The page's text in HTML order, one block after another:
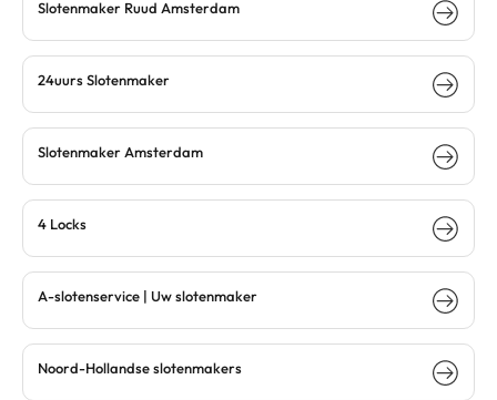
Slotenmaker Ruud Amsterdam
24uurs Slotenmaker
Slotenmaker Amsterdam
4 Locks
A-slotenservice | Uw slotenmaker
Noord-Hollandse slotenmakers